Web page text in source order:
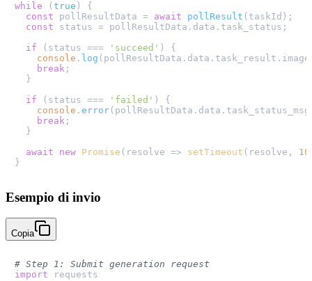
while ( true ) {
const pollResultData = await pollResult (taskId);
const status = pollResultData. data . task_status ;
if (status === 'succeed' ) {
console . log (pollResultData. data . task_result .
break ;
  }
if (status === 'failed' ) {
console . error (pollResultData. data . task_status_msg
break ;
  }
await
new Promise ( resolve => setTimeout (resolve,
Esempio di invio
Copia
# Step 1: Submit generation request
import requests